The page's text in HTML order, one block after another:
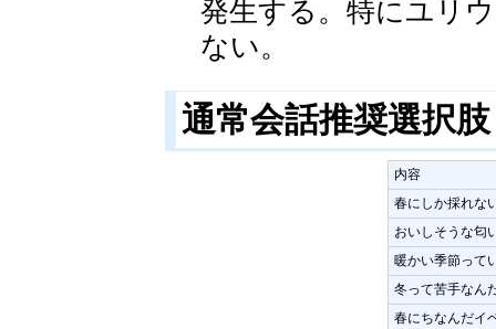
発生する。特にユリ
ない。
通常会話推奨選択
内容
春にしか採れな
おいしそうな匂
暖かい季節って
冬って苦手なん
春にちなんだイ